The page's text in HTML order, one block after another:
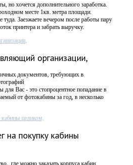
но хочется дополнительного заработка.
месте 1кв. метра площади.
туда. Заезжаете вечером после работы пару
принтера и забрать выручку.
организации,
документов, требующих в
Вас - это стопроцентное попадание в
от фотокабины за год, в несколько
целиком,
на покупку кабины
где можно заказать корпуса кабин